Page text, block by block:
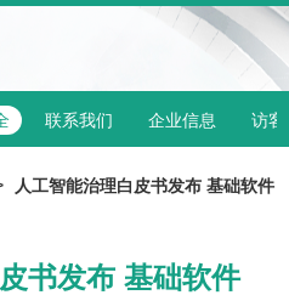
联系我们 企业信息 访客
人工智能治理白皮书发布 基础软件
书发布 基础软件